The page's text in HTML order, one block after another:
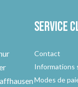
Service
Contact
Informations
Modes de